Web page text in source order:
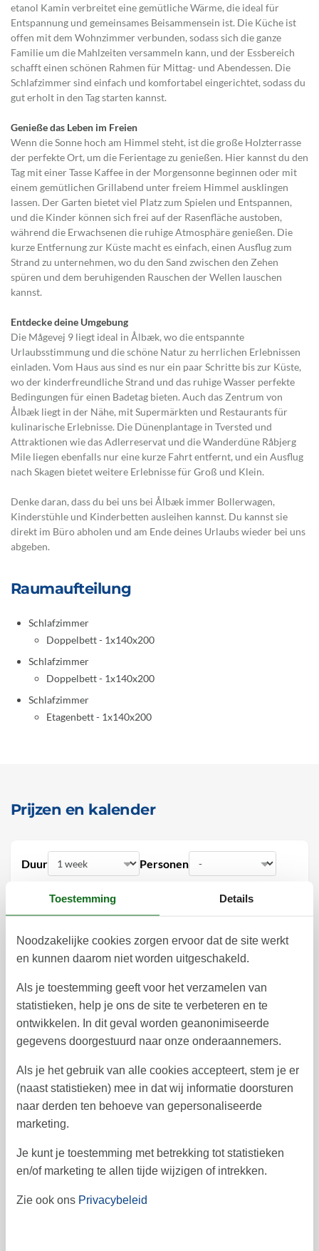
etanol Kamin verbreitet eine gemütliche Wärme, die ideal für
Entspannung und gemeinsames Beisammensein ist. Die Küche ist
offen mit dem Wohnzimmer verbunden, sodass sich die ganze
Familie um die Mahlzeiten versammeln kann, und der Essbereich
schafft einen schönen Rahmen für Mittag- und Abendessen. Die
Schlafzimmer sind einfach und komfortabel eingerichtet, sodass du
gut erholt in den Tag starten kannst.
Genieße das Leben im Freien
Wenn die Sonne hoch am Himmel steht, ist die große Holzterrasse
der perfekte Ort, um die Ferientage zu genießen. Hier kannst du den
Tag mit einer Tasse Kaffee in der Morgensonne beginnen oder mit
einem gemütlichen Grillabend unter freiem Himmel ausklingen
lassen. Der Garten bietet viel Platz zum Spielen und Entspannen,
und die Kinder können sich frei auf der Rasenfläche austoben,
während die Erwachsenen die ruhige Atmosphäre genießen. Die
kurze Entfernung zur Küste macht es einfach, einen Ausflug zum
Strand zu unternehmen, wo du den Sand zwischen den Zehen
spüren und dem beruhigenden Rauschen der Wellen lauschen
kannst.
Entdecke deine Umgebung
Die Mågevej 9 liegt ideal in Ålbæk, wo die entspannte
Urlaubsstimmung und die schöne Natur zu herrlichen Erlebnissen
einladen. Vom Haus aus sind es nur ein paar Schritte bis zur Küste,
wo der kinderfreundliche Strand und das ruhige Wasser perfekte
Bedingungen für einen Badetag bieten. Auch das Zentrum von
Ålbæk liegt in der Nähe, mit Supermärkten und Restaurants für
kulinarische Erlebnisse. Die Dünenplantage in Tversted und
Attraktionen wie das Adlerreservat und die Wanderdüne Råbjerg
Mile liegen ebenfalls nur eine kurze Fahrt entfernt, und ein Ausflug
nach Skagen bietet weitere Erlebnisse für Groß und Klein.
Denke daran, dass du bei uns bei Ålbæk immer Bollerwagen,
Kinderstühle und Kinderbetten ausleihen kannst. Du kannst sie
direkt im Büro abholen und am Ende deines Urlaubs wieder bei uns
abgeben.
Raumaufteilung
Schlafzimmer
Doppelbett - 1x140x200
Schlafzimmer
Doppelbett - 1x140x200
Schlafzimmer
Etagenbett - 1x140x200
Prijzen en kalender
Duur Personen
augustus 2026
31 1
32 3 4 5 6 7 8
34 17 18 19 20 21 22 23
24 25 26 27 28 29
september 2026
Toestemming Details
Noodzakelijke cookies zorgen ervoor dat de site werkt
en kunnen daarom niet worden uitgeschakeld.
Als je toestemming geeft voor het verzamelen van
statistieken, help je ons de site te verbeteren en te
ontwikkelen. In dit geval worden geanonimiseerde
gegevens doorgestuurd naar onze onderaannemers.
Als je het gebruik van alle cookies accepteert, stem je er
(naast statistieken) mee in dat wij informatie doorsturen
naar derden ten behoeve van gepersonaliseerde
marketing.
Je kunt je toestemming met betrekking tot statistieken
en/of marketing te allen tijde wijzigen of intrekken.
Zie ook ons Privacybeleid